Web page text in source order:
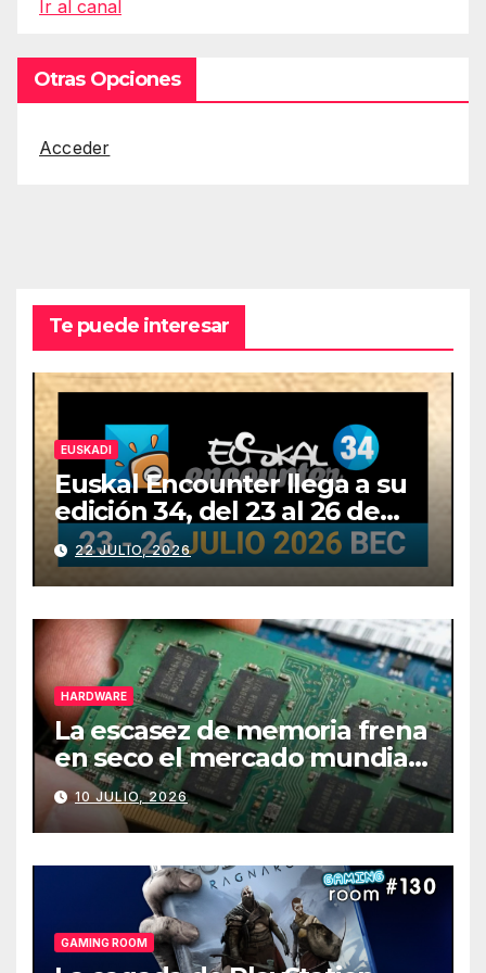
Ir al canal
Otras Opciones
Acceder
Te puede interesar
EUSKADI
Euskal Encounter llega a su
edición 34, del 23 al 26 de
julio
22 JULIO, 2026
HARDWARE
La escasez de memoria frena
en seco el mercado mundial
de PCs
10 JULIO, 2026
GAMING ROOM